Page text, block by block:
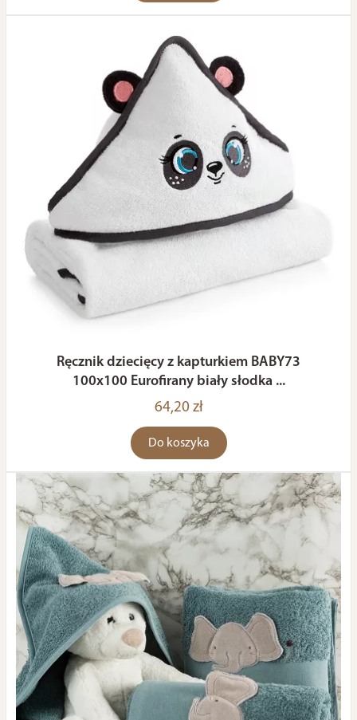
Ręcznik dziecięcy z kapturkiem BABY73
100x100 Eurofirany biały słodka ...
64,20 zł
Do koszyka